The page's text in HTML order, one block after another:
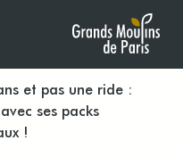
et pas une ride :
ses packs
!